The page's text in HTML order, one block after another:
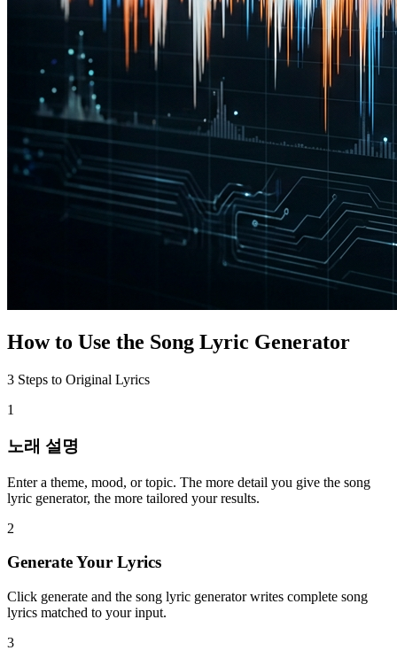
How to Use the Song Lyric Generator
3 Steps to Original Lyrics
1
노래 설명
Enter a theme, mood, or topic. The more detail you give the song
lyric generator, the more tailored your results.
2
Generate Your Lyrics
Click generate and the song lyric generator writes complete song
lyrics matched to your input.
3